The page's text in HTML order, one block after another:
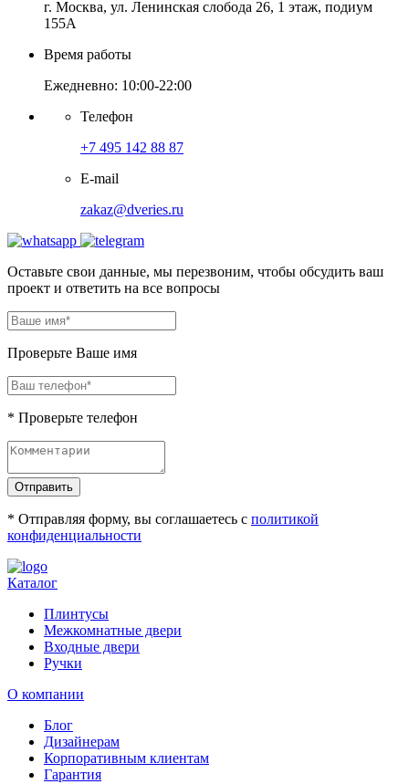
г. Москва, ул. Ленинская слобода 26, 1 этаж, подиум
155А
Время работы
Ежедневно: 10:00-22:00
Телефон
+7 495 142 88 87
E-mail
zakaz@dveries.ru
Оставьте свои данные, мы перезвоним, чтобы обсудить ваш
проект и ответить на все вопросы
Проверьте Ваше имя
* Проверьте телефон
Отправить
* Отправляя форму, вы соглашаетесь с политикой
конфиденциальности
Каталог
Плинтусы
Межкомнатные двери
Входные двери
Ручки
О компании
Блог
Дизайнерам
Корпоративным клиентам
Гарантия